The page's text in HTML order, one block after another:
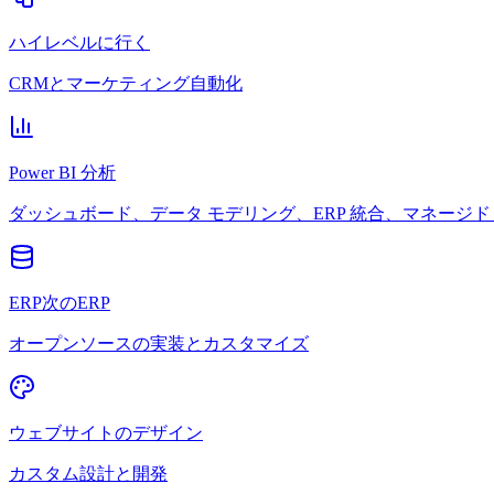
ハイレベルに行く
CRMとマーケティング自動化
Power BI 分析
ダッシュボード、データ モデリング、ERP 統合、マネージド
ERP次のERP
オープンソースの実装とカスタマイズ
ウェブサイトのデザイン
カスタム設計と開発